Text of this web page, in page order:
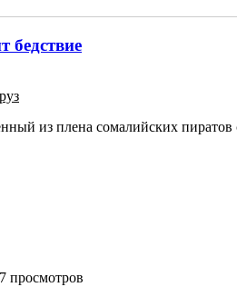
бедствие
из плена сомалийских пиратов
просмотров